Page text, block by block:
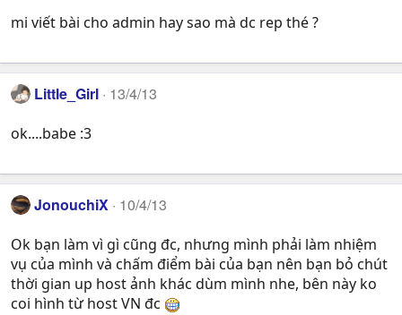
mi viết bài cho admin hay sao mà dc rep thé ?
Little_Girl 13/4/13
ok....babe :3
JonouchiX 10/4/13
Ok bạn làm vì gì cũng đc, nhưng mình phải làm nhiệm
vụ của mình và chấm điểm bài của bạn nên bạn bỏ chút
thời gian up host ảnh khác dùm mình nhe, bên này ko
coi hình từ host VN đc